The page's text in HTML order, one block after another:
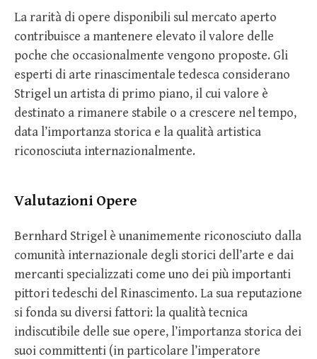
La rarità di opere disponibili sul mercato aperto
contribuisce a mantenere elevato il valore delle
poche che occasionalmente vengono proposte. Gli
esperti di arte rinascimentale tedesca considerano
Strigel un artista di primo piano, il cui valore è
destinato a rimanere stabile o a crescere nel tempo,
data l’importanza storica e la qualità artistica
riconosciuta internazionalmente.
Valutazioni Opere
Bernhard Strigel è unanimemente riconosciuto dalla
comunità internazionale degli storici dell’arte e dai
mercanti specializzati come uno dei più importanti
pittori tedeschi del Rinascimento. La sua reputazione
si fonda su diversi fattori: la qualità tecnica
indiscutibile delle sue opere, l’importanza storica dei
suoi committenti (in particolare l’imperatore